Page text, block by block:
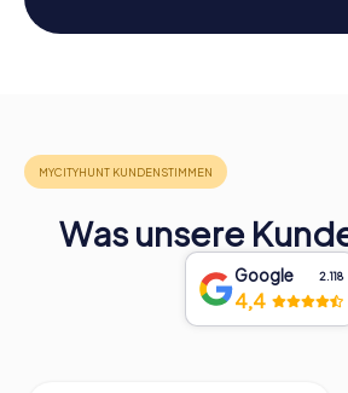
Was unsere
Google 2.118
4,4